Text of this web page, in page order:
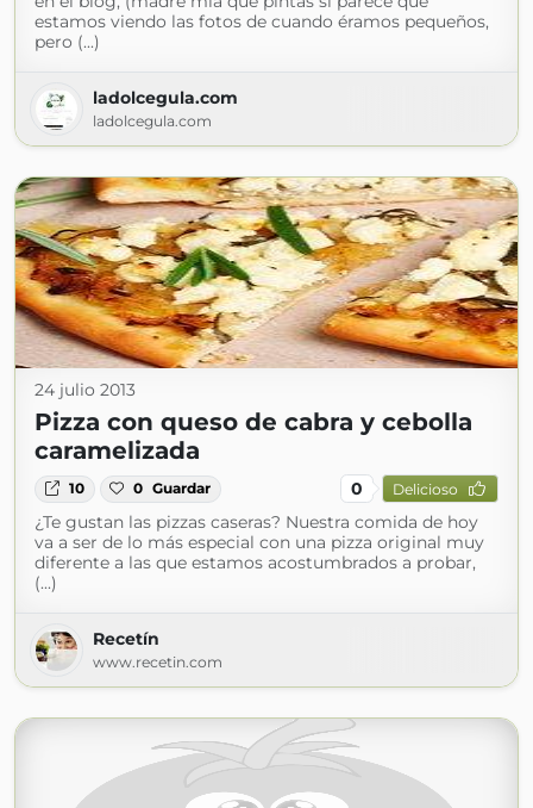
estamos viendo las fotos de cuando éramos pequeños,
pero (...)
ladolcegula.com
ladolcegula.com
24 julio 2013
Pizza con queso de cabra y cebolla
caramelizada
10 0 Guardar 0 Delicioso
¿Te gustan las pizzas caseras? Nuestra comida de hoy
va a ser de lo más especial con una pizza original muy
diferente a las que estamos acostumbrados a probar,
(...)
Recetín
www.recetin.com